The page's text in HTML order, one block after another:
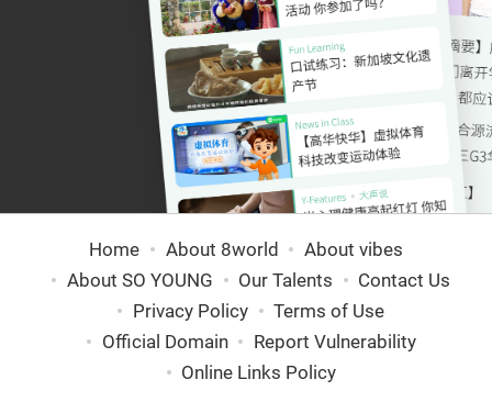
Home About 8world
About vibes
About SO YOUNG
Our Talents
Contact Us
Privacy Policy
Terms of Use
Official Domain
Report Vulnerability
Online Links Policy